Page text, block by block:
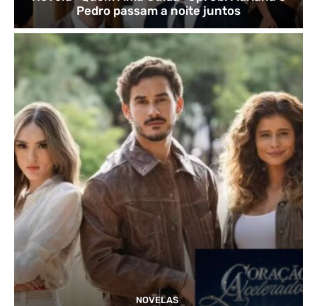
Pedro passam a noite juntos
NOVELAS